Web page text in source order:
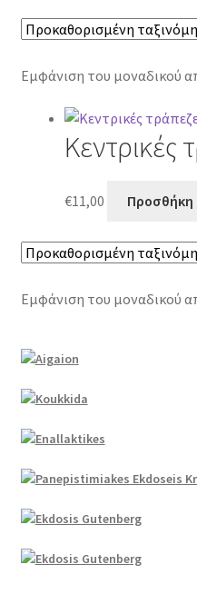
Εμφάνιση του μοναδικού
Κεντρικές
€11,00 Προσθήκη
Εμφάνιση του μοναδικού